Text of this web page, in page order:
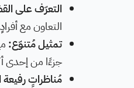
التعرّف على
التعاون مع
تمثيل مُتنوّع:
جزءًا من إحدى
مُناظراتٍ رفيعة